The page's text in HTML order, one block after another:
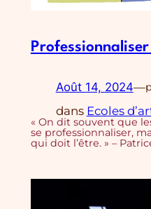
Août 14, 2024—
dans Ecoles
« On dit souvent que
se professionnaliser,
qui doit l’être. » –